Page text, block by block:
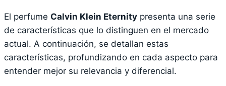
El perfume Calvin Klein Eternity presenta una serie
de características que lo distinguen en el mercado
actual. A continuación, se detallan estas
características, profundizando en cada aspecto para
entender mejor su relevancia y diferencial.